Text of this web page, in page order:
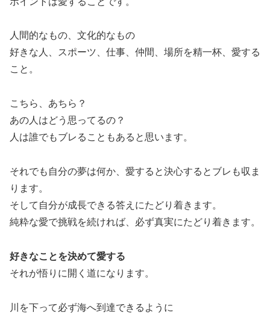
人間的なもの、文化的なもの
好きな人、スポーツ、仕事、仲間、場所を精一杯、愛する
こと。
こちら、あちら？
あの人はどう思ってるの？
人は誰でもブレることもあると思います。
それでも自分の夢は何か、愛すると決心するとブレも収ま
ります。
そして自分が成長できる答えにたどり着きます。
純粋な愛で挑戦を続ければ、必ず真実にたどり着きます。
好きなことを決めて愛する
それが悟りに開く道になります。
川を下って必ず海へ到達できるように